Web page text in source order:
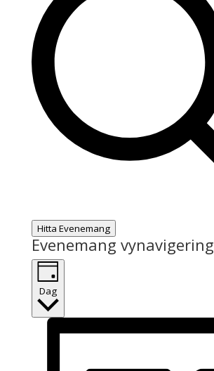
Hitta Evenemang
Evenemang vynavigering
Dag